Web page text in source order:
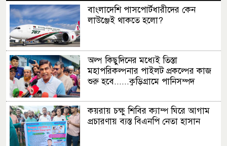
বাংলাদেশি পাসপোর্টধারীদের কেন
লাউঞ্জেই থাকতে হলো?
অল্প কিছুদিনের মধ্যেই তিস্তা
মহাপরিকল্পনার পাইলট প্রকল্পের কাজ
শুরু হবে......কুড়িগ্রামে পানিসম্পদ
কয়রায় চক্ষু শিবির ক্যাম্প ঘিরে আগাম
প্রচারণায় ব্যস্ত বিএনপি নেতা হাসান